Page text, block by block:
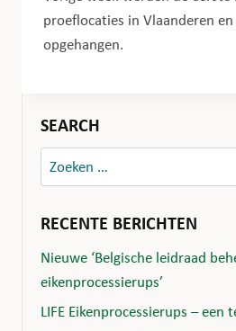
proeflocaties in Vlaanderen
opgehangen.
SEARCH
Zoeken
naar:
RECENTE BERICHTEN
Nieuwe ‘Belgische leidraad
eikenprocessierups’
LIFE Eikenprocessierups – een